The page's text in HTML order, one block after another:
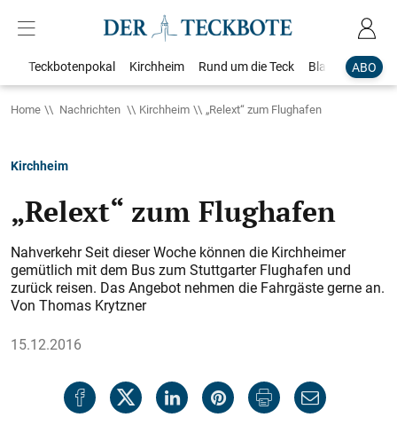
ABO
Teckbotenpokal Kirchheim Rund um die Teck Blaulicht
Home Nachrichten Kirchheim „Relext“ zum Flughafen
Kirchheim
„Relext“ zum Flughafen
Nahverkehr Seit dieser Woche können die Kirchheimer
gemütlich mit dem Bus zum Stuttgarter Flughafen und
zurück reisen. Das Angebot nehmen die Fahrgäste gerne an.
Von Thomas Krytzner
15.12.2016